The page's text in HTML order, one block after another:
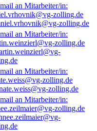
zolling.de
zolling.de